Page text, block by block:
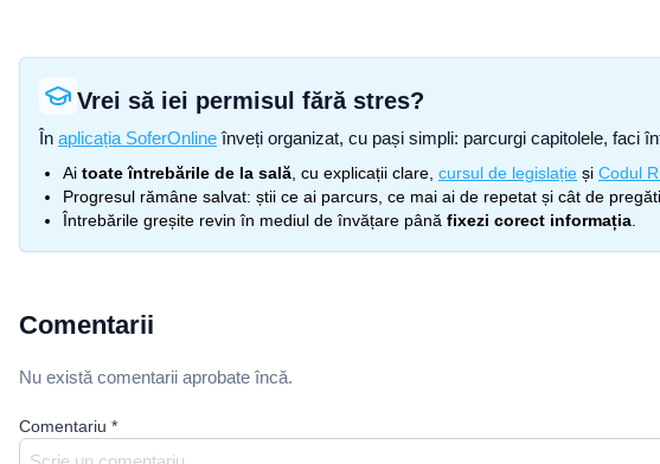
Vrei să iei permisul fără stres?
În aplicația SoferOnline înveți organizat, cu pași simpli: parcurgi capitolele, faci
Ai toate întrebările de la sală , cu explicații clare, cursul de legislație și Codul
Progresul rămâne salvat: știi ce ai parcurs, ce mai ai de repetat și cât de
Întrebările greșite revin în mediul de învățare până fixezi corect informația
Comentarii
Nu există comentarii aprobate încă.
Comentariu *